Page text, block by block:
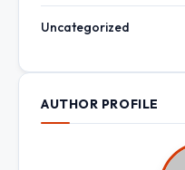
Uncategorized
AUTHOR PROFILE